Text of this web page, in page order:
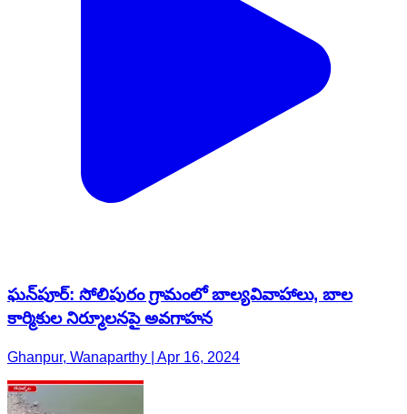
ఘన్‌పూర్: సోలిపురం గ్రామంలో బాల్యవివాహాలు, బాల
కార్మికుల నిర్మూలనపై అవగాహన
Ghanpur, Wanaparthy | Apr 16, 2024